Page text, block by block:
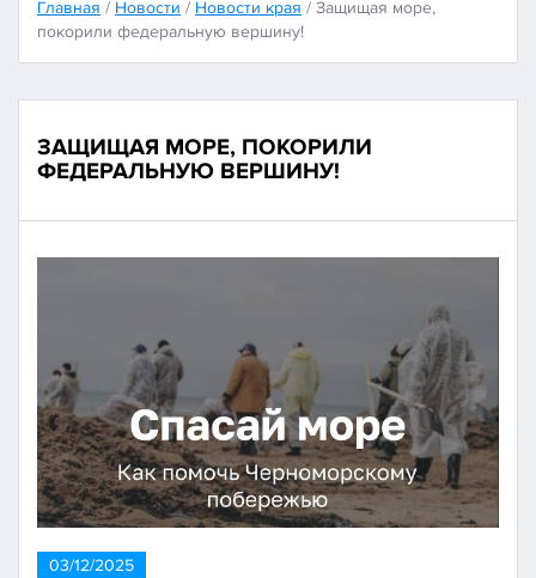
Главная / Новости / Новости края / Защищая море,
покорили федеральную вершину!
ЗАЩИЩАЯ МОРЕ, ПОКОРИЛИ
ФЕДЕРАЛЬНУЮ ВЕРШИНУ!
03/12/2025